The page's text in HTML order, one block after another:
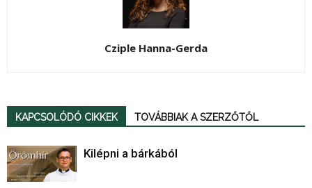
Cziple Hanna-Gerda
KAPCSOLÓDÓ CIKKEK TOVÁBBIAK A SZERZŐTŐL
Kilépni a bárkából